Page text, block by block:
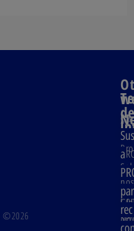
©2026
S.A.
de
a